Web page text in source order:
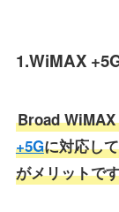
1.WiMAX
Broad WiMAX
+5Gに対応し
がメリットで